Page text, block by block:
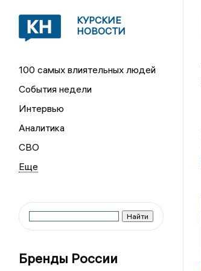
КУРСКИЕ
НОВОСТИ
100 самых влиятельных людей
События недели
Интервью
Аналитика
СВО
Бренды России